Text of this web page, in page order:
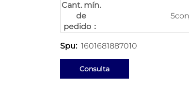
Cant. mín.
de
pedido：
Spu: 1601681887010
Consulta